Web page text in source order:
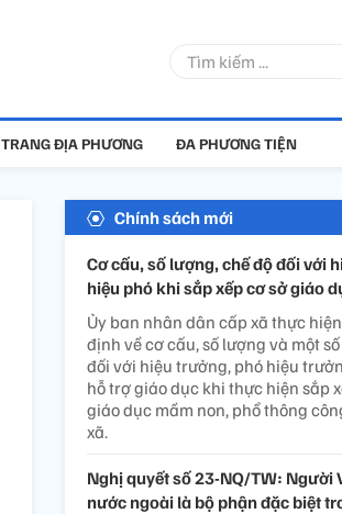
TRANG ĐỊA PHƯƠNG ĐA PHƯƠNG TIỆN
Chính sách mới
Cơ cấu, số lượng, chế độ đối với
hiệu phó khi sắp xếp cơ sở giáo
Ủy ban nhân dân cấp xã thực
định về cơ cấu, số lượng và một
đối với hiệu trưởng, phó hiệu
hỗ trợ giáo dục khi thực hiện sắp
giáo dục mầm non, phổ thông
xã.
Nghị quyết số 23-NQ/TW: Người
nước ngoài là bộ phận đặc biệt